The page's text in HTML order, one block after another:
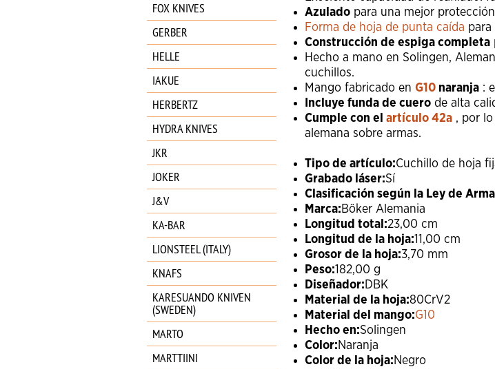
FOX KNIVES
GERBER
HELLE
IAKUE
HERBERTZ
HYDRA KNIVES
JKR
JOKER
J&V
KA-BAR
LIONSTEEL (ITALY)
KNAFS
KARESUANDO KNIVEN
(SWEDEN)
MARTO
MARTTIINI
Azulado para una mejor
Forma de hoja de punta caída para
Construcción de espiga completa
Hecho a mano en Solingen,
cuchillos.
Mango fabricado en G10 naranja :
Incluye funda de cuero de alta
Cumple con el artículo 42a , por
alemana sobre armas.
Tipo de artículo:Cuchillo de hoja
Grabado láser:Sí
Clasificación según la Ley de
Marca:Böker Alemania
Longitud total:23,00 cm
Longitud de la hoja:11,00 cm
Grosor de la hoja:3,70 mm
Peso:182,00 g
Diseñador:DBK
Material de la hoja:80CrV2
Material del mango:G10
Hecho en:Solingen
Color:Naranja
Color de la hoja:Negro